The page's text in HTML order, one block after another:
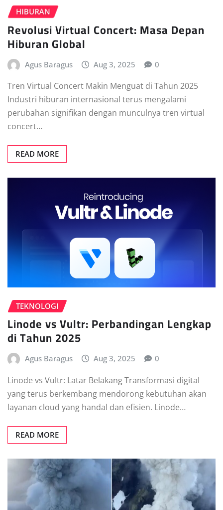
HIBURAN
Revolusi Virtual Concert: Masa Depan
Hiburan Global
Agus Baragus Aug 3, 2025 0
Tren Virtual Concert Makin Menguat di Tahun 2025
Industri hiburan internasional terus mengalami
perubahan signifikan dengan munculnya tren virtual
concert…
READ MORE
TEKNOLOGI
Linode vs Vultr: Perbandingan Lengkap
di Tahun 2025
Agus Baragus Aug 3, 2025 0
Linode vs Vultr: Latar Belakang Transformasi digital
yang terus berkembang mendorong kebutuhan akan
layanan cloud yang handal dan efisien. Linode…
READ MORE